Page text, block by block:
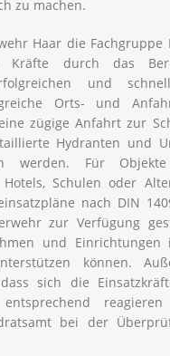
zu machen.
Haar die
Kräfte durch das
und
Orts- und
zügige Anfahrt zur
Hydranten und
werden. Für
Schulen oder
nach DIN
zur Verfügung
und
können.
dass sich die
reagieren
bei der